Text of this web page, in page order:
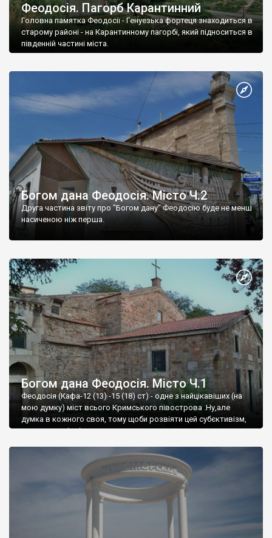
Феодосія. Пагорб Карантинний
Головна памятка Феодосії - Генуезька фортеця знаходиться в
старому районі - на Карантинному пагорбі, який підноситься в
південній частині міста.
Богом дана Феодосія. Місто Ч.2
Друга частина звіту про "Богом дану" Феодосію буде не менш
насиченою ніж перша.
Богом дана Феодосія. Місто Ч.1
Феодосія (Кафа-12 (13) -15 (18) ст) - одне з найцікавіших (на
мою думку) міст всього Кримського півострова .Ну,але
думка в кожного своя, тому щоби розвіяти цей субєктивізм,
запрошую відвідати це